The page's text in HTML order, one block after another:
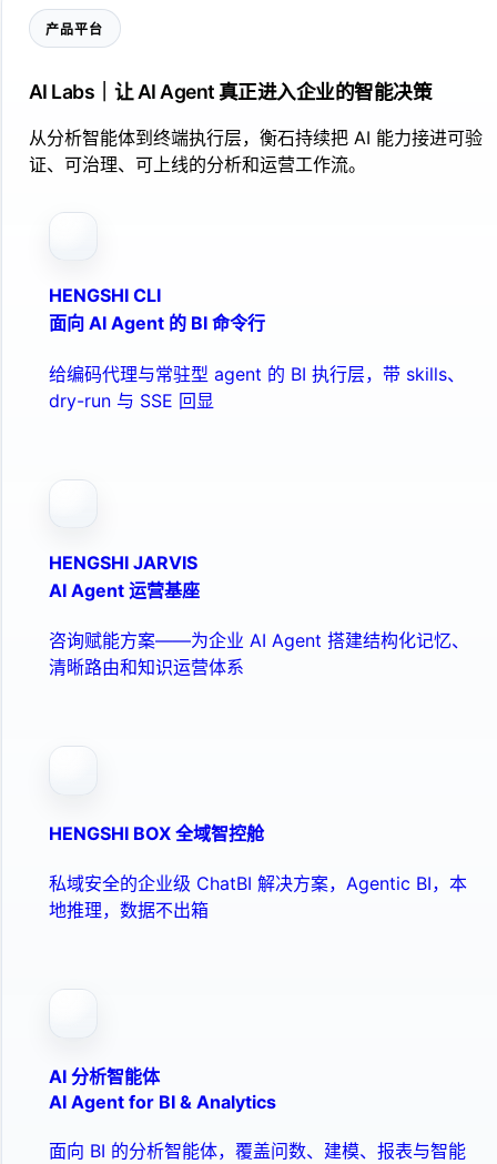
产品平台
AI Labs｜让 AI Agent 真正进入企业的智能决策
从分析智能体到终端执行层，衡石持续把 AI 能力接进可验
证、可治理、可上线的分析和运营工作流。
HENGSHI CLI
面向 AI Agent 的 BI 命令行
给编码代理与常驻型 agent 的 BI 执行层，带 skills、
dry-run 与 SSE 回显
HENGSHI JARVIS
AI Agent 运营基座
咨询赋能方案——为企业 AI Agent 搭建结构化记忆、
清晰路由和知识运营体系
HENGSHI BOX 全域智控舱
私域安全的企业级 ChatBI 解决方案，Agentic BI，本
地推理，数据不出箱
AI 分析智能体
AI Agent for BI & Analytics
面向 BI 的分析智能体，覆盖问数、建模、报表与智能